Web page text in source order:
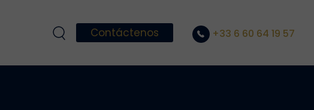
Contáctenos +33 6 60 64 19 57